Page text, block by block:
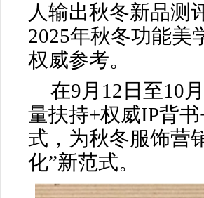
人输出秋冬新品测
2025年秋冬功能美
权威参考。
在9月12日至10
量扶持+权威IP背
式，为秋冬服饰营
化”新范式。